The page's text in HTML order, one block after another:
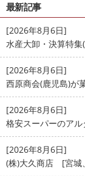
最新記事
[2026年8月6日]
水産大卸・決算特
[2026年8月6日]
西原商会(鹿児島)が
[2026年8月6日]
格安スーパーのア
[2026年8月6日]
(株)大久商店 [宮城